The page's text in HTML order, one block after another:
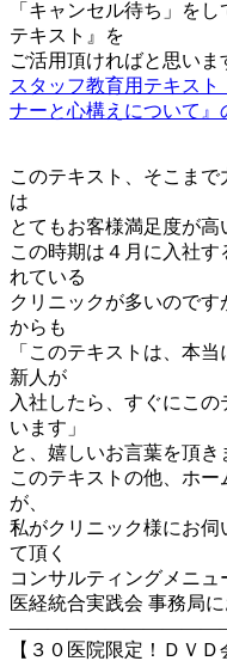
「キャンセル待ち」を
テキスト』を
ご活用頂ければと思いま
スタッフ教育用テキス
ナーと心構えについて』
このテキスト、そこま
は
とてもお客様満足度が高
この時期は４月に入社
れている
クリニックが多いので
からも
「このテキストは、本
新人が
入社したら、すぐにこ
います」
と、嬉しいお言葉を頂き
このテキストの他、ホ
が、
私がクリニック様にお
て頂く
コンサルティングメニ
医経統合実践会 事務局
【３０医院限定！ＤＶ